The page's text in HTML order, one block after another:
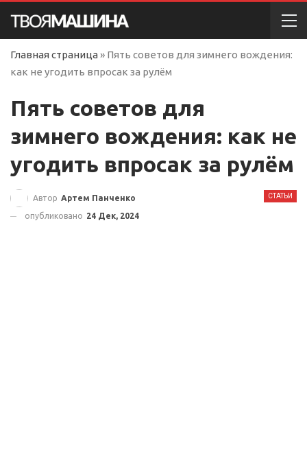
Главная страница » Пять советов для зимнего вождения:
как не угодить впросак за рулём
Пять советов для
зимнего вождения: как не
угодить впросак за рулём
СТАТЬИ
Автор Артем Панченко
опубликовано 24 Дек, 2024